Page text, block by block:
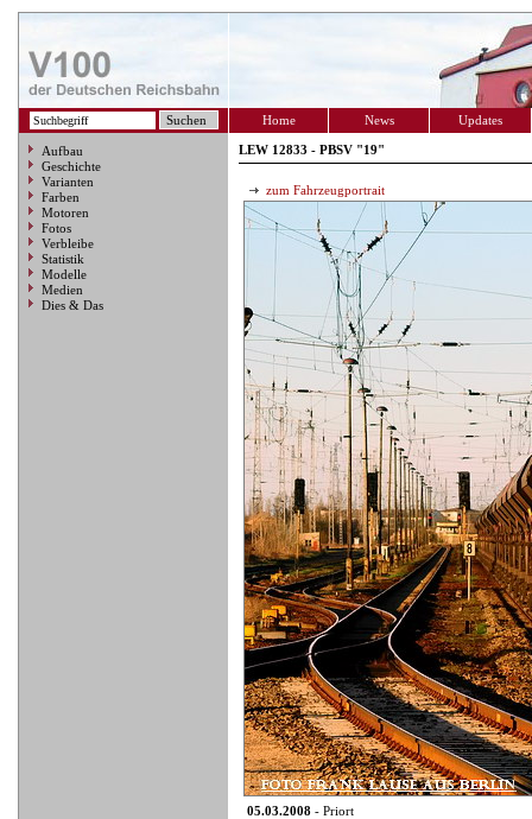
Home News Updates
Aufbau
Geschichte
Varianten
Farben
Motoren
Fotos
Verbleibe
Statistik
Modelle
Medien
Dies & Das
LEW 12833 - PBSV "19"
zum Fahrzeugportrait
05.03.2008 - Priort